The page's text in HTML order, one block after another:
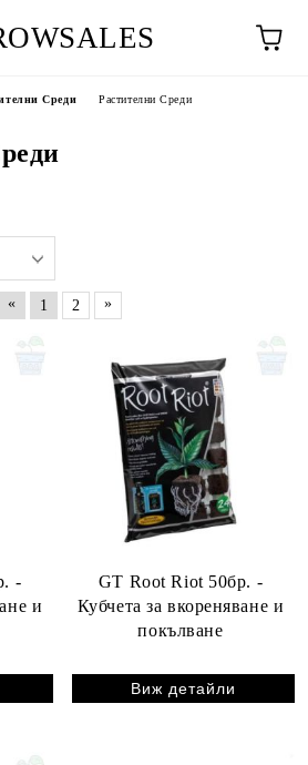
Среди Растителни Среди
« 1 2 »
-
и
GT Root Riot 50бр. -
Кубчета за вкореняване и
покълване
Виж детайли